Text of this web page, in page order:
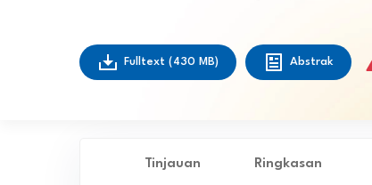
Fulltext (430 MB) Abstrak
Tinjauan Ringkasan